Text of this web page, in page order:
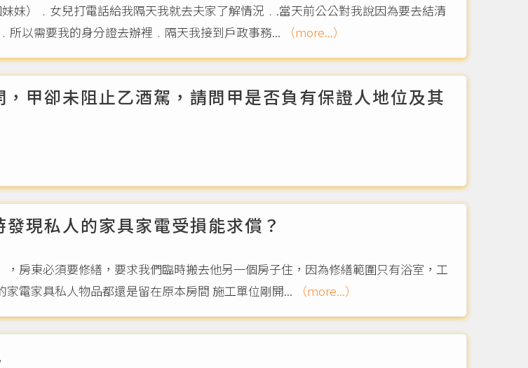
妹）﹒女兒打電話給我隔天我就去夫家了解情況﹒.當天前公公對我說因為要去結清
以需要我的身分證去辦裡﹒隔天我接到戶政事務...
（more...）
甲卻未阻止乙酒駕，請問甲是否負有保證人地位及其
現私人的家具家電受損能求償？
房東必須要修繕，要求我們臨時搬去他另一個房子住，因為修繕範圍只有浴室，工
電家具私人物品都還是留在原本房間 施工單位剛開...
（more...）